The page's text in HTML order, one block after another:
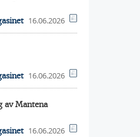
16.06.2026
16.06.2026
av Mantena
16.06.2026